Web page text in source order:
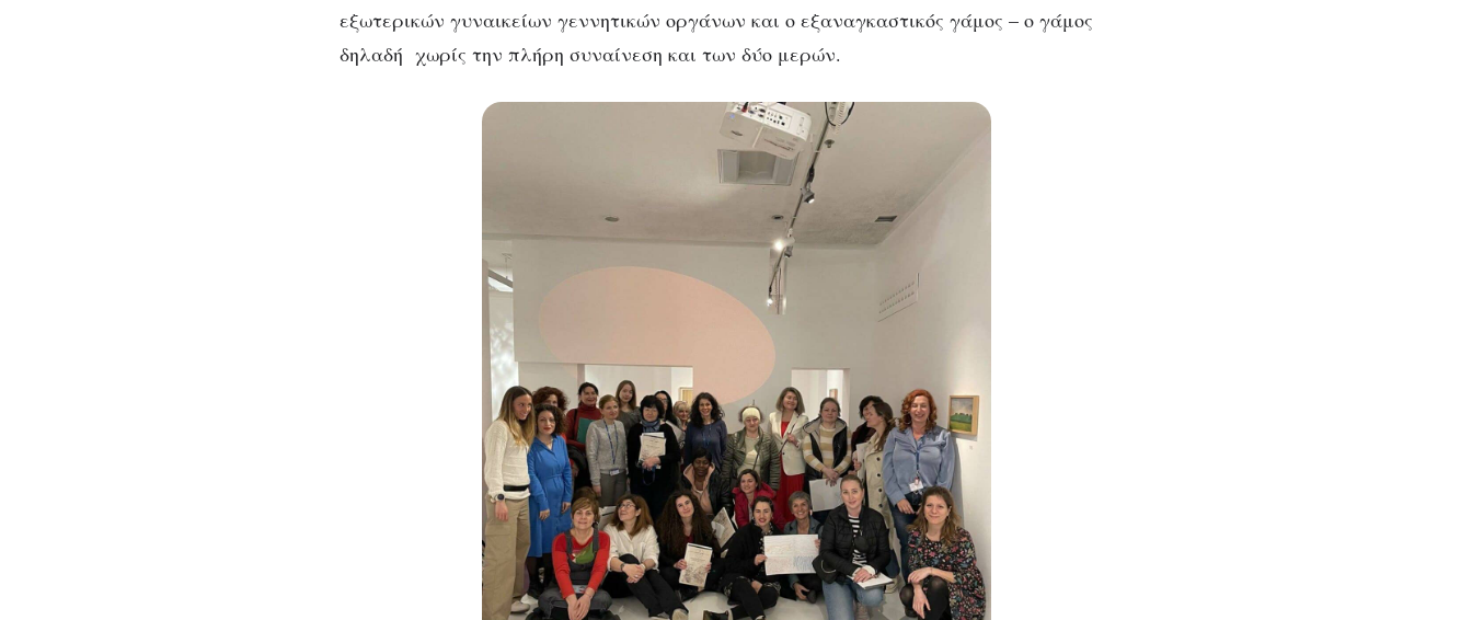
εξωτερικών γυναικείων γεννητικών οργάνων και ο εξαναγκαστικός γάμος – ο γάμος
δηλαδή χωρίς την πλήρη συναίνεση και των δύο μερών.